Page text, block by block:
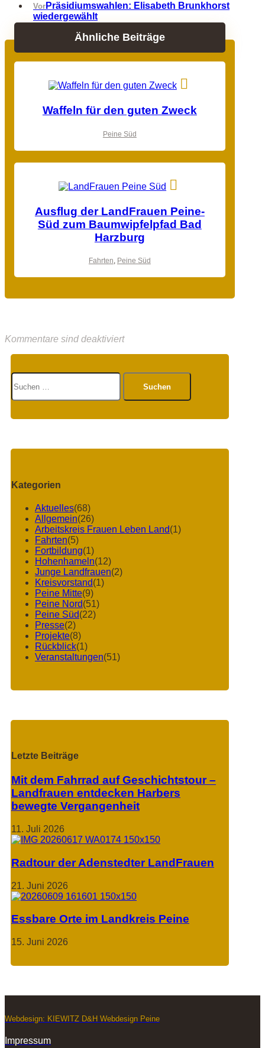
Vor Präsidiumswahlen: Elisabeth Brunkhorst
wiedergewählt
Ähnliche Beiträge
Waffeln für den guten Zweck
Peine Süd
Ausflug der LandFrauen Peine-
Süd zum Baumwipfelpfad Bad
Harzburg
Fahrten, Peine Süd
Kommentare sind deaktiviert
Suchen
nach:
Kategorien
Aktuelles(68)
Allgemein(26)
Arbeitskreis Frauen Leben Land(1)
Fahrten(5)
Fortbildung(1)
Hohenhameln(12)
Junge Landfrauen(2)
Kreisvorstand(1)
Peine Mitte(9)
Peine Nord(51)
Peine Süd(22)
Presse(2)
Projekte(8)
Rückblick(1)
Veranstaltungen(51)
Letzte Beiträge
Mit dem Fahrrad auf Geschichtstour –
Landfrauen entdecken Harbers
bewegte Vergangenheit
11. Juli 2026
Radtour der Adenstedter LandFrauen
21. Juni 2026
Essbare Orte im Landkreis Peine
15. Juni 2026
Webdesign: KIEWITZ D&H Webdesign Peine
Impressum